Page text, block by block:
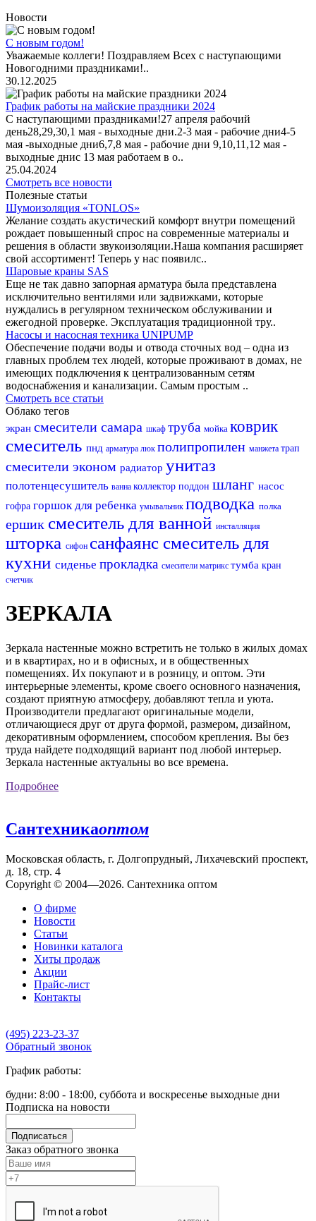
Новости
С новым годом!
Уважаемые коллеги! Поздравляем Всех с наступающими
Новогодними праздниками!..
30.12.2025
График работы на майские праздники 2024
С наступающими праздниками!27 апреля рабочий
день28,29,30,1 мая - выходные дни.2-3 мая - рабочие дни4-5
мая -выходные дни6,7,8 мая - рабочие дни 9,10,11,12 мая -
выходные днис 13 мая работаем в о..
25.04.2024
Смотреть все новости
Полезные статьи
Шумоизоляция «TONLOS»
Желание создать акустический комфорт внутри помещений
рождает повышенный спрос на современные материалы и
решения в области звукоизоляции.Наша компания расширяет
свой ассортимент! Теперь у нас появилс..
Шаровые краны SAS
Еще не так давно запорная арматура была представлена
исключительно вентилями или задвижками, которые
нуждались в регулярном техническом обслуживании и
ежегодной проверке. Эксплуатация традиционной тру..
Насосы и насосная техника UNIPUMP
Обеспечение подачи воды и отвода сточных вод – одна из
главных проблем тех людей, которые проживают в домах, не
имеющих подключения к централизованным сетям
водоснабжения и канализации. Самым простым ..
Смотреть все статьи
Облако тегов
экран смесители самара шкаф труба мойка коврик
смеситель пнд арматура люк полипропилен манжета трап
смесители эконом радиатор унитаз
полотенцесушитель ванна коллектор поддон шланг насос
гофра горшок для ребенка умывальник подводка полка
ершик смеситель для ванной инсталляция
шторка сифон санфаянс смеситель для
кухни сиденье прокладка смесители матрикс тумба кран
счетчик
ЗЕРКАЛА
Зеркала настенные можно встретить не только в жилых домах
и в квартирах, но и в офисных, и в общественных
помещениях. Их покупают и в розницу, и оптом. Эти
интерьерные элементы, кроме своего основного назначения,
создают приятную атмосферу, добавляют тепла и уюта.
Производители предлагают оригинальные модели,
отличающиеся друг от друга формой, размером, дизайном,
декоративным оформлением, способом крепления. Вы без
труда найдете подходящий вариант под любой интерьер.
Зеркала настенные актуальны во все времена.
Подробнее
Сантехникаоптом
Московская область, г. Долгопрудный, Лихачевский проспект,
д. 18, стр. 4
Copyright © 2004—2026. Сантехника оптом
О фирме
Новости
Статьи
Новинки каталога
Хиты продаж
Акции
Прайс-лист
Контакты
(495) 223-23-37
Обратный звонок
График работы:
будни: 8:00 - 18:00, суббота и воскресенье выходные дни
Подписка на новости
Подписаться
Заказ обратного звонка